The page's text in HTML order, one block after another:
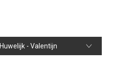
Huwelijk - Valentijn